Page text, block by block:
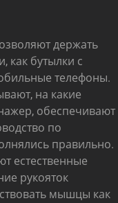
держать
как бутылки с
телефоны.
на какие
обеспечивают
по
правильно.
естественные
рукояток
мышцы как